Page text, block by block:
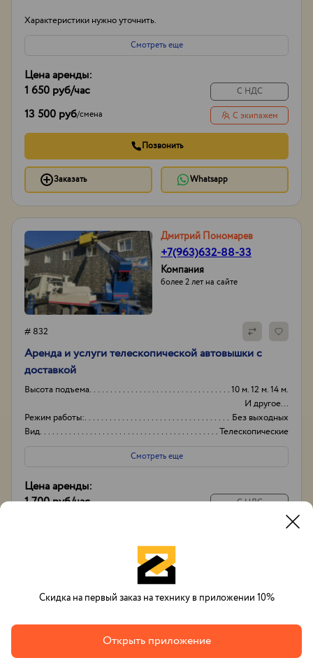
Характеристики нужно уточнить.
Смотреть еще
Цена аренды:
1 650 руб/час
13 500 руб/смена
С НДС
С экипажем
Позвонить
Заказать Whatsapp
Дмитрий Пономарев
+7(963)632-88-33
Компания
более 2 лет на сайте
# 832
Аренда и услуги телескопической автовышки с
доставкой
Высота подъема
10 м. 12 м. 14 м.
И другое...
Режим работы:
Без выходных
Вид
Телескопические
Высота вышки
17м
Смотреть еще
Цена аренды:
1 700 руб/час
С НДС
Позвонить
Вячеслав Тихонов
Скидка на первый заказ на технику в приложении 10%
Открыть приложение